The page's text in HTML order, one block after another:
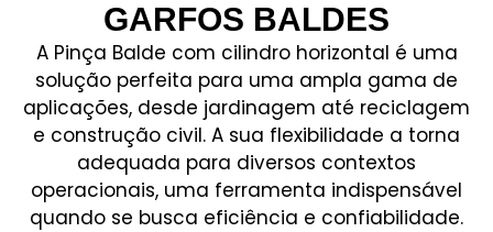
GARFOS BALDES
A Pinça Balde com cilindro horizontal é uma
solução perfeita para uma ampla gama de
aplicações, desde jardinagem até reciclagem
e construção civil. A sua flexibilidade a torna
adequada para diversos contextos
operacionais, uma ferramenta indispensável
quando se busca eficiência e confiabilidade.